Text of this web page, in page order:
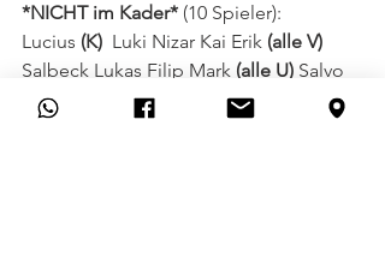
*NICHT im Kader* (10 Spieler):
Lucius (K)
  Luki Nizar Kai Erik
(alle V)
Salbeck Lukas Filip Mark (alle U) Salvo
(noch kein Paß)